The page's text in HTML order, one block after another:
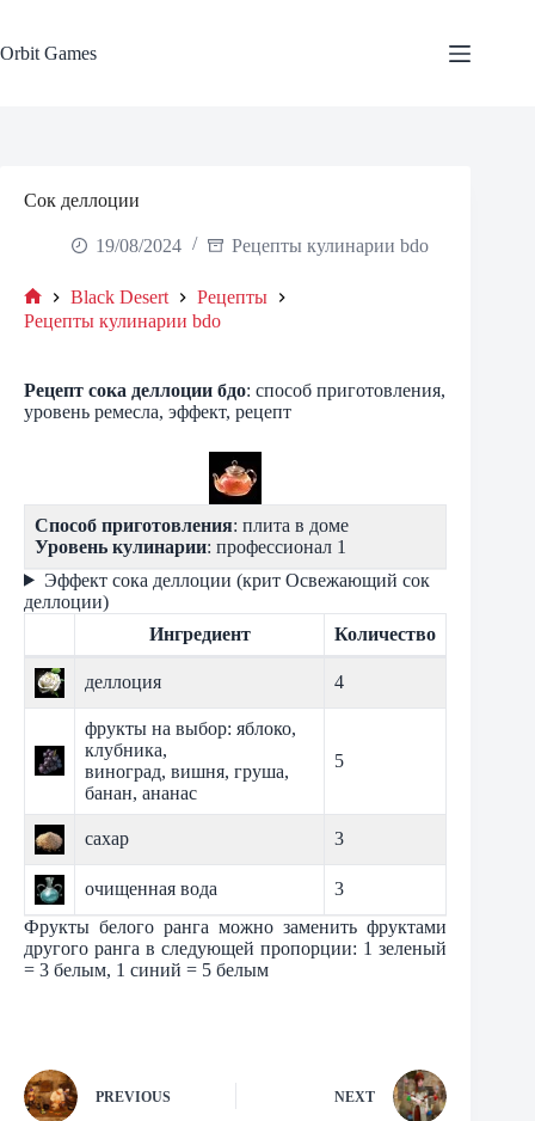
content
Orbit Games
Сок деллоции
19/08/2024 Рецепты кулинарии bdo
Home
Black Desert
Рецепты
Рецепты кулинарии bdo
Рецепт сока деллоции бдо: способ приготовления,
уровень ремесла, эффект, рецепт
Способ приготовления: плита в доме
Уровень кулинарии: профессионал 1
Эффект сока деллоции (крит Освежающий сок
деллоции)
Ингредиент
Количество
деллоция 4
фрукты на выбор: яблоко,
клубника,
виноград, вишня, груша,
банан, ананас
5
сахар 3
очищенная вода
3
Фрукты белого ранга можно заменить фруктами
другого ранга в следующей пропорции: 1 зеленый
= 3 белым, 1 синий = 5 белым
PREVIOUS NEXT